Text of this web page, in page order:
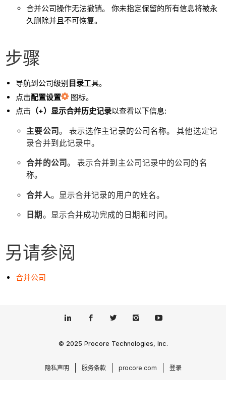
合并公司操作无法撤销。 你未指定保留的所有信息将被永
久删除并且不可恢复。
步骤
导航到公司级别目录工具。
点击配置设置
图标。
点击 （+）显示合并历史记录以查看以下信息:
主要公司。 表示选作主记录的公司名称。 其他选定记
录合并到此记录中。
合并的公司 。 表示合并到主公司记录中的公司的名
称。
合并人。显示合并记录的用户的姓名。
日期。显示合并成功完成的日期和时间。
另请参阅
合并公司
© 2025 Procore Technologies, Inc.
隐私声明 服务条款 procore.com 登录